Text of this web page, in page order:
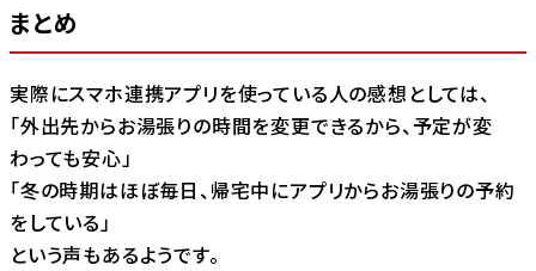
まとめ
実際にスマホ連携アプリを使っている人の感想としては、
「外出先からお湯張りの時間を変更できるから、予定が変
わっても安心」
「冬の時期はほぼ毎日、帰宅中にアプリからお湯張りの予約
をしている」
という声もあるようです。